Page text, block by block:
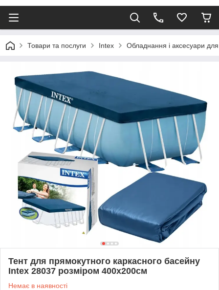
Товари та послуги Intex Обладнання і аксесуари для
Тент для прямокутного каркасного басейну
Intex 28037 розміром 400х200см
Немає в наявності